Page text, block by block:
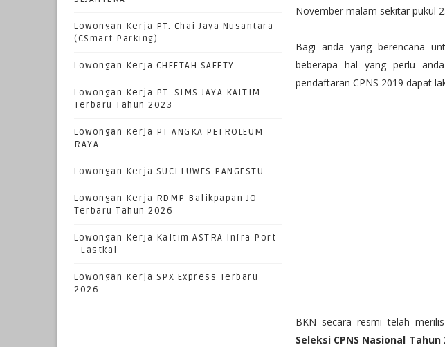
Lowongan Kerja PT. Chai Jaya Nusantara
(CSmart Parking)
Lowongan Kerja CHEETAH SAFETY
Lowongan Kerja PT. SIMS JAYA KALTIM
Terbaru Tahun 2023
Lowongan Kerja PT ANGKA PETROLEUM
RAYA
Lowongan Kerja SUCI LUWES PANGESTU
Lowongan Kerja RDMP Balikpapan JO
Terbaru Tahun 2026
Lowongan Kerja Kaltim ASTRA Infra Port
- Eastkal
Lowongan Kerja SPX Express Terbaru
2026
November malam sekitar pukul
Bagi anda yang berencana
beberapa hal yang perlu
pendaftaran CPNS 2019 dapat
BKN secara resmi telah merilis
Seleksi CPNS Nasional Tahun